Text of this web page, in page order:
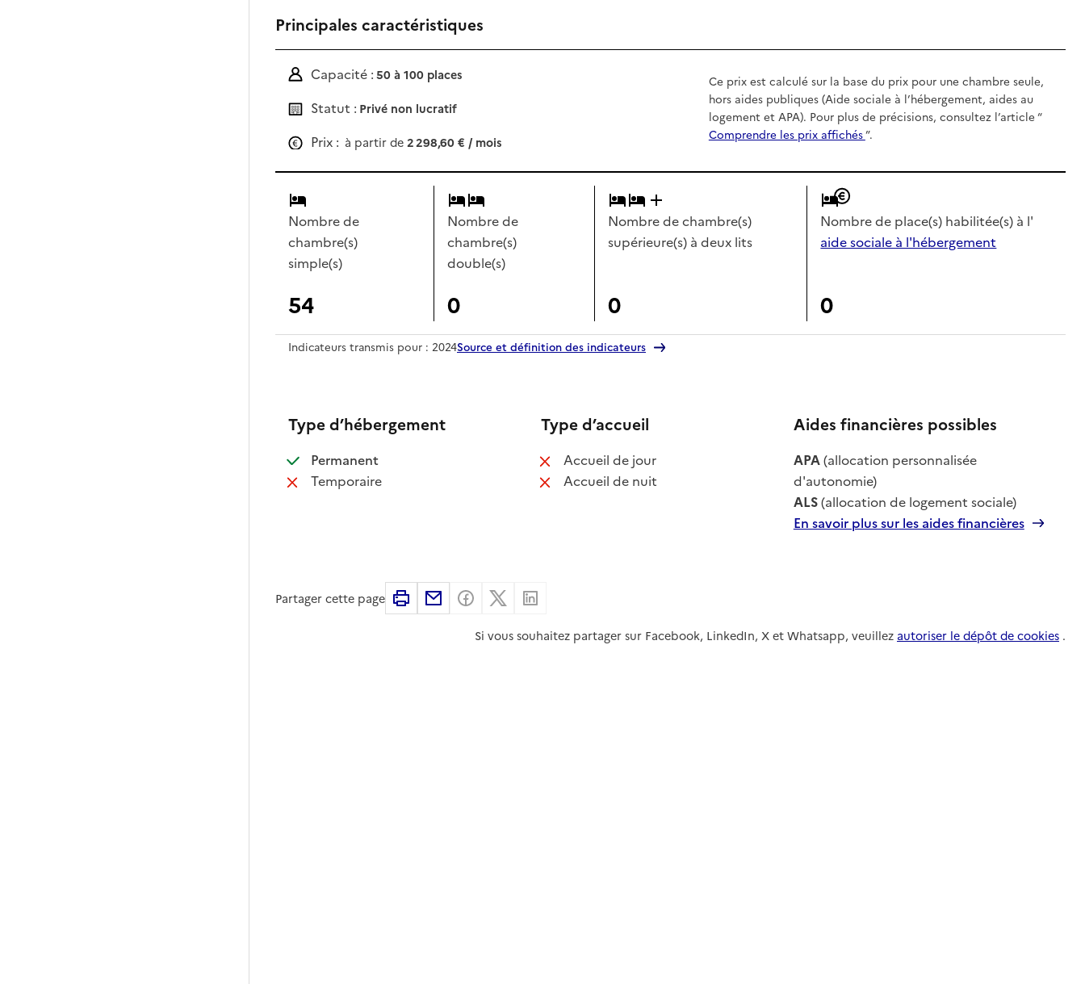
Principales caractéristiques
Capacité : 50 à 100 places
Statut : Privé non lucratif
Prix : à partir de 2 298,60 € / mois
Ce prix est calculé sur la base du prix pour une chambre seule,
hors aides publiques (Aide sociale à l’hébergement, aides au
logement et APA). Pour plus de précisions, consultez l’article “
Comprendre les prix affichés”.
Nombre de
chambre(s)
simple(s)
54
Nombre de
chambre(s)
double(s)
0
Nombre de chambre(s)
supérieure(s) à deux lits
0
Nombre de place(s) habilitée(s) à l'
aide sociale à l'hébergement
0
Indicateurs transmis pour : 2024Source et définition des indicateurs
Type d’hébergement
Permanent: disponible
Temporaire: non disponible
Type d’accueil
Accueil de jour: non disponible
Accueil de nuit: non disponible
Aides financières possibles
APA(allocation personnalisée
d'autonomie)
ALS(allocation de logement sociale)
En savoir plus sur les aides financières
Partager cette page ImprimerPartager par email
Partager sur Facebook
Partager sur X
Si vous souhaitez partager sur Facebook, LinkedIn, X et Whatsapp, veuillez autoriser le dépôt de cookies .